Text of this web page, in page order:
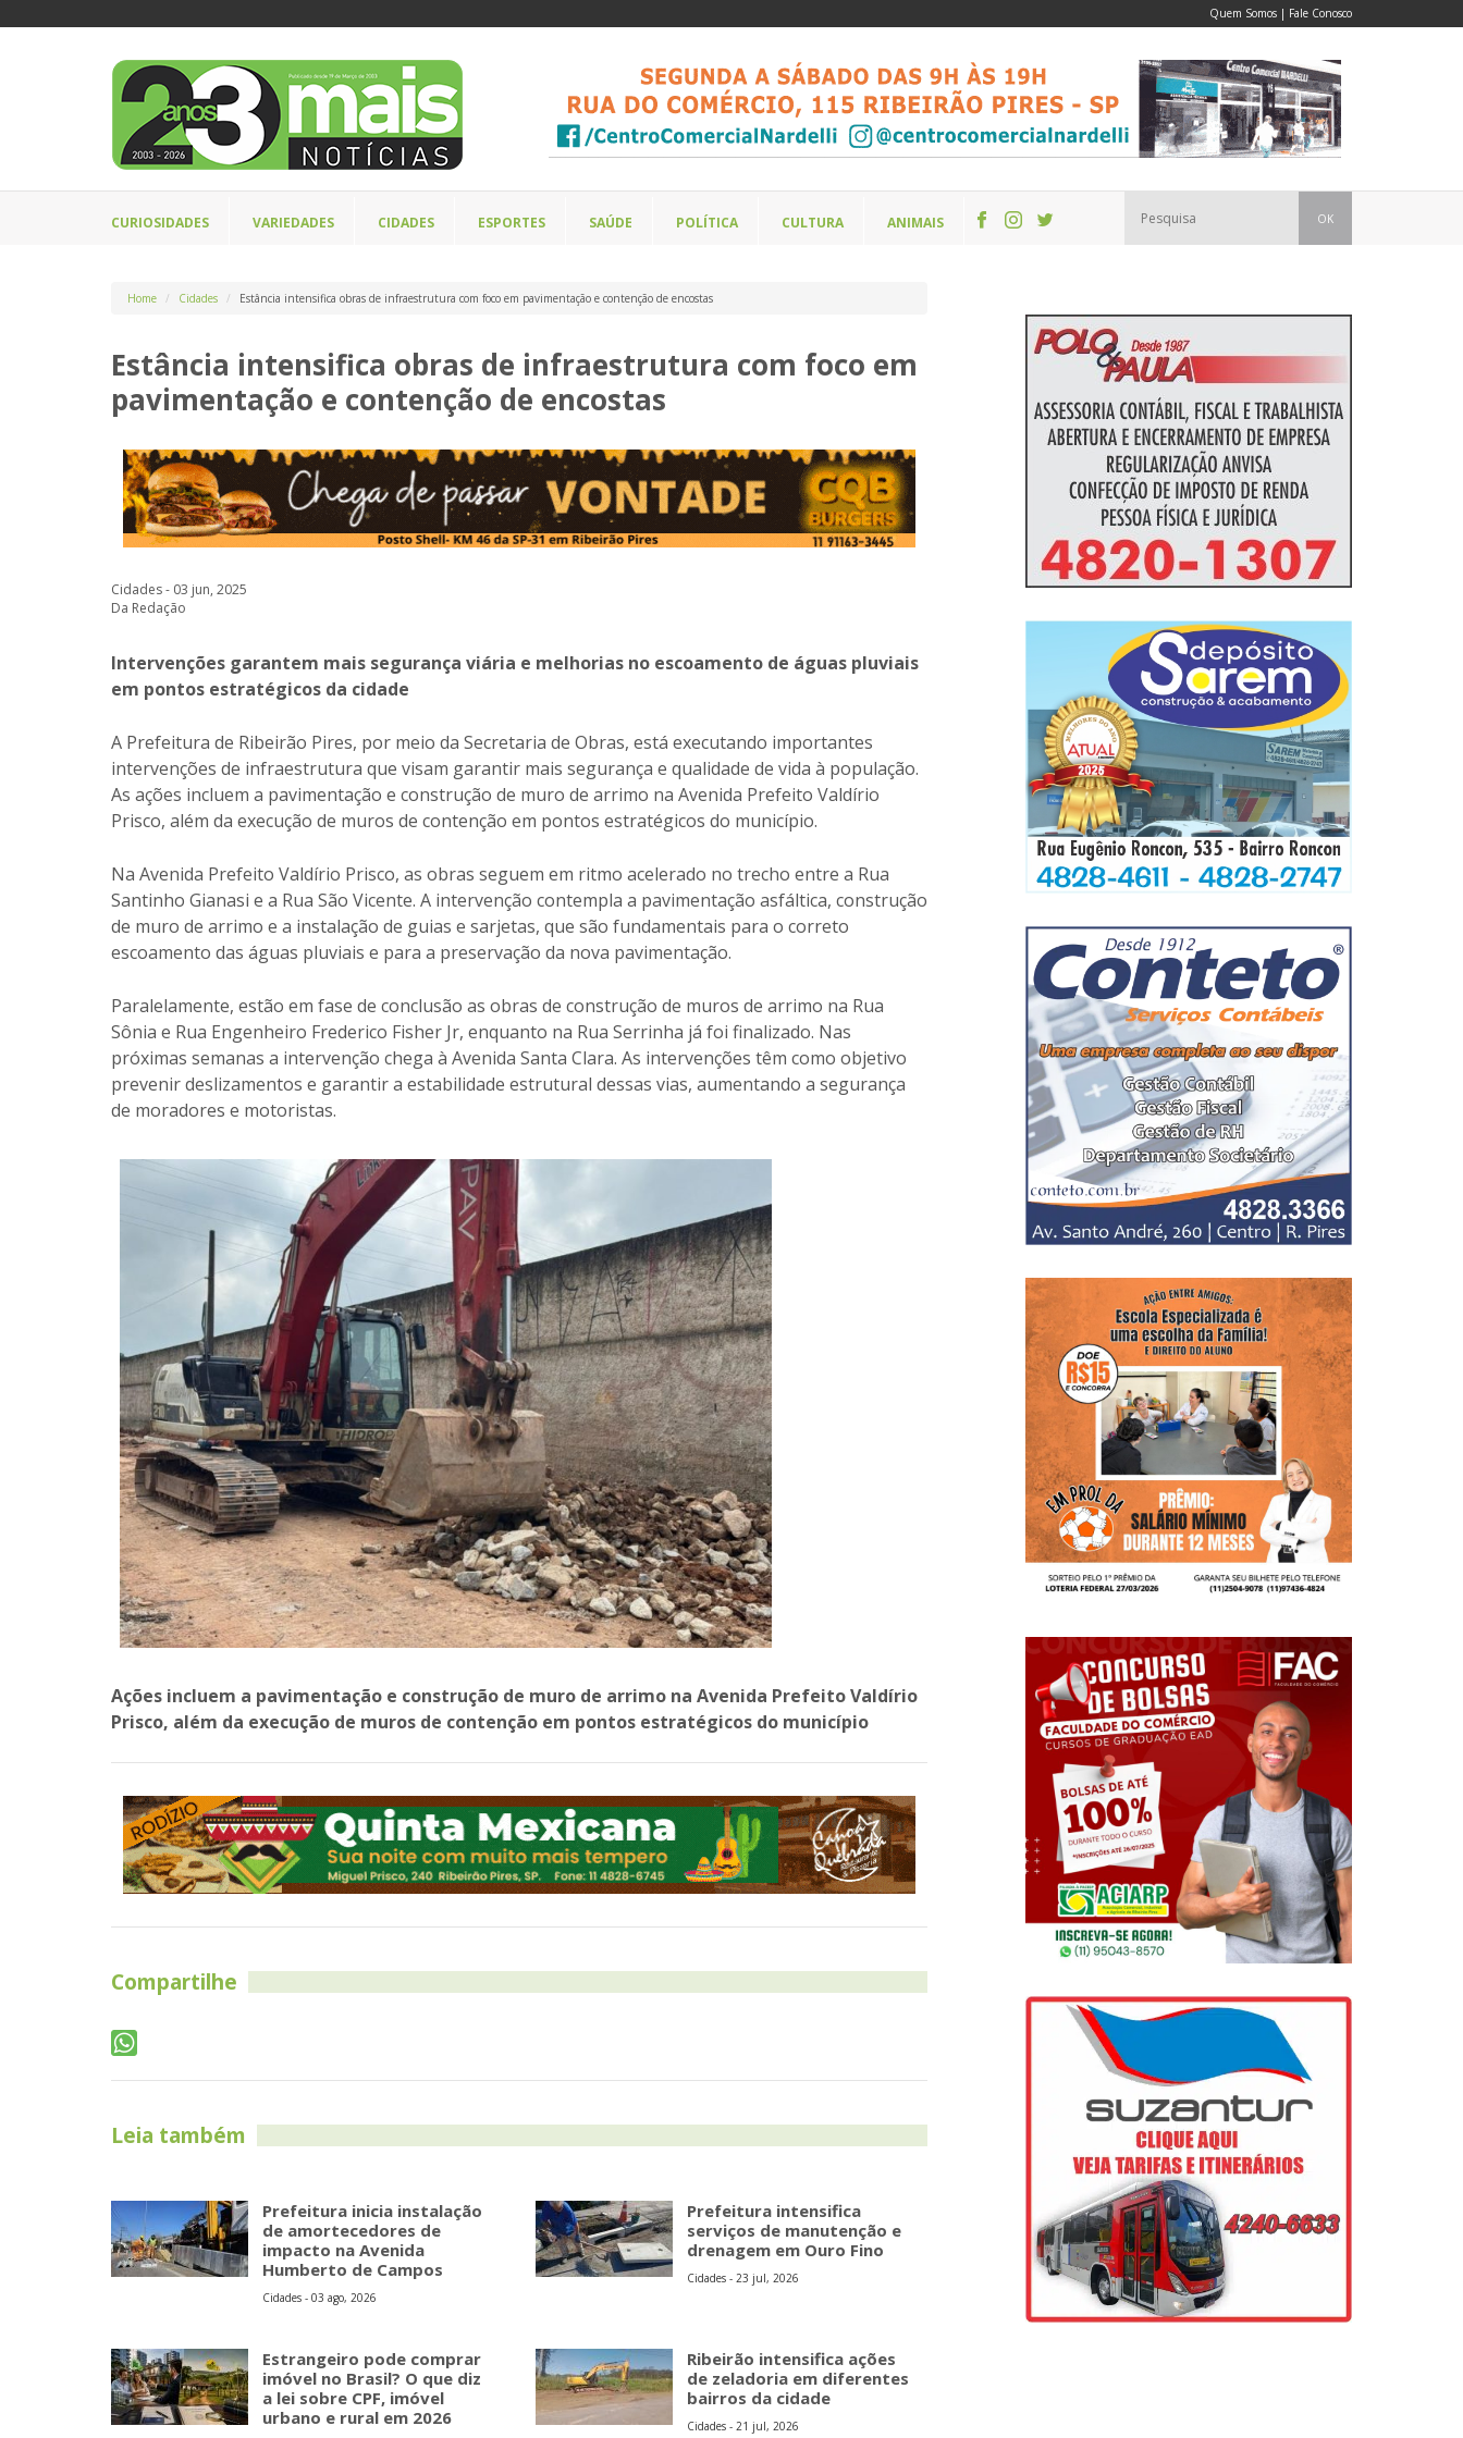
Quem Somos | Fale Conosco
CURIOSIDADES VARIEDADES CIDADES ESPORTES SAÚDE POLÍTICA CULTURA ANIMAIS OK
Home Cidades Estância intensifica obras de infraestrutura com foco em pavimentação e contenção de encostas
Estância intensifica obras de infraestrutura com foco em
pavimentação e contenção de encostas
Cidades - 03 jun, 2025
Da Redação
Intervenções garantem mais segurança viária e melhorias no escoamento de águas pluviais
em pontos estratégicos da cidade
A Prefeitura de Ribeirão Pires, por meio da Secretaria de Obras, está executando importantes
intervenções de infraestrutura que visam garantir mais segurança e qualidade de vida à população.
As ações incluem a pavimentação e construção de muro de arrimo na Avenida Prefeito Valdírio
Prisco, além da execução de muros de contenção em pontos estratégicos do município.
Na Avenida Prefeito Valdírio Prisco, as obras seguem em ritmo acelerado no trecho entre a Rua
Santinho Gianasi e a Rua São Vicente. A intervenção contempla a pavimentação asfáltica, construção
de muro de arrimo e a instalação de guias e sarjetas, que são fundamentais para o correto
escoamento das águas pluviais e para a preservação da nova pavimentação.
Paralelamente, estão em fase de conclusão as obras de construção de muros de arrimo na Rua
Sônia e Rua Engenheiro Frederico Fisher Jr, enquanto na Rua Serrinha já foi finalizado. Nas
próximas semanas a intervenção chega à Avenida Santa Clara. As intervenções têm como objetivo
prevenir deslizamentos e garantir a estabilidade estrutural dessas vias, aumentando a segurança
de moradores e motoristas.
Ações incluem a pavimentação e construção de muro de arrimo na Avenida Prefeito Valdírio
Prisco, além da execução de muros de contenção em pontos estratégicos do município
Compartilhe
Leia também
Prefeitura inicia instalação
de amortecedores de
impacto na Avenida
Humberto de Campos
Cidades - 03 ago, 2026
Prefeitura intensifica
serviços de manutenção e
drenagem em Ouro Fino
Cidades - 23 jul, 2026
Estrangeiro pode comprar
imóvel no Brasil? O que diz
a lei sobre CPF, imóvel
urbano e rural em 2026
Ribeirão intensifica ações
de zeladoria em diferentes
bairros da cidade
Cidades - 21 jul, 2026